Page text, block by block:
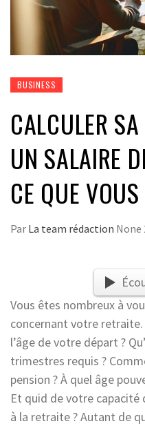
BUSINESS
CALCULER
UN SALAIRE
CE QUE
Par La team rédaction None
Vous êtes nombreux à
concernant votre
l’âge de votre départ ?
trimestres requis ?
pension ? À quel âge
Et quid de votre capacité
à la retraite ? Autant de